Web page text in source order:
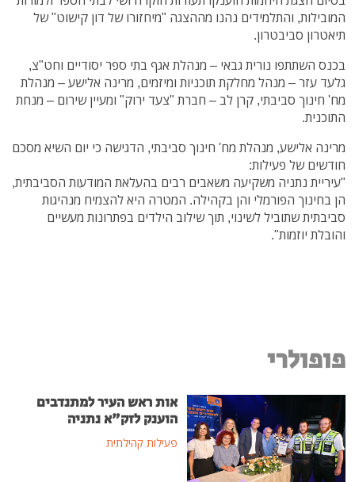
המובילות, והתלמידים נהנו מההצגה "מיחזורו של דון קישוט" של
תיאטרון סביבטרון.
בכנס השתתפו נורית גבאי – מנהלת אגף בתי ספר יסודיים וחט"צ,
גלעד עזר – מנהל מחלקת תוכניות ומיזמים, מרינה אלישע – מנהלת
מח' חינוך סביבתי, קרן לב – חברת "צעד ירוק" ומעיין שירום – מנחת
התוכנית.
מרינה אלישע, מנהלת מח' חינוך סביבתי, הדגישה כי יום השיא מסכם
חודשים של פעילות:
"עיריית נתניה משקיעה משאבים רבים בהעלאת המודעות הסביבתית,
הן בחינוך הפורמלי והן בקהילה. המטרה היא להצמיח מנהיגות
סביבתית שתוביל לשינוי, תוך שילוב הילדים בפתרונות מעשיים
והובלת יוזמות".
פופולרי
אות ראש העיר למתנדבים
הוענק לזק"א נתניה
פעילות קהילתית